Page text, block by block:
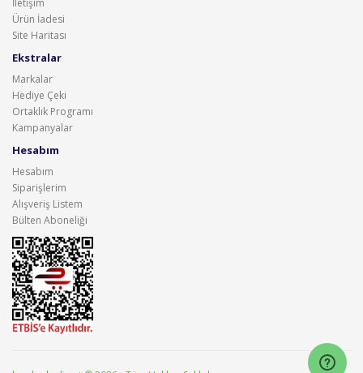
İletişim
Ürün İadesi
Site Haritası
Ekstralar
Markalar
Hediye Çeki
Ortaklık Programı
Kampanyalar
Hesabım
Hesabım
Siparişlerim
Alışveriş Listem
Bülten Aboneliği